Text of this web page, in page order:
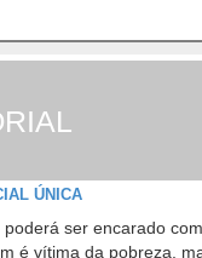
ÚNICA
ser encarado
é vítima da pobreza,